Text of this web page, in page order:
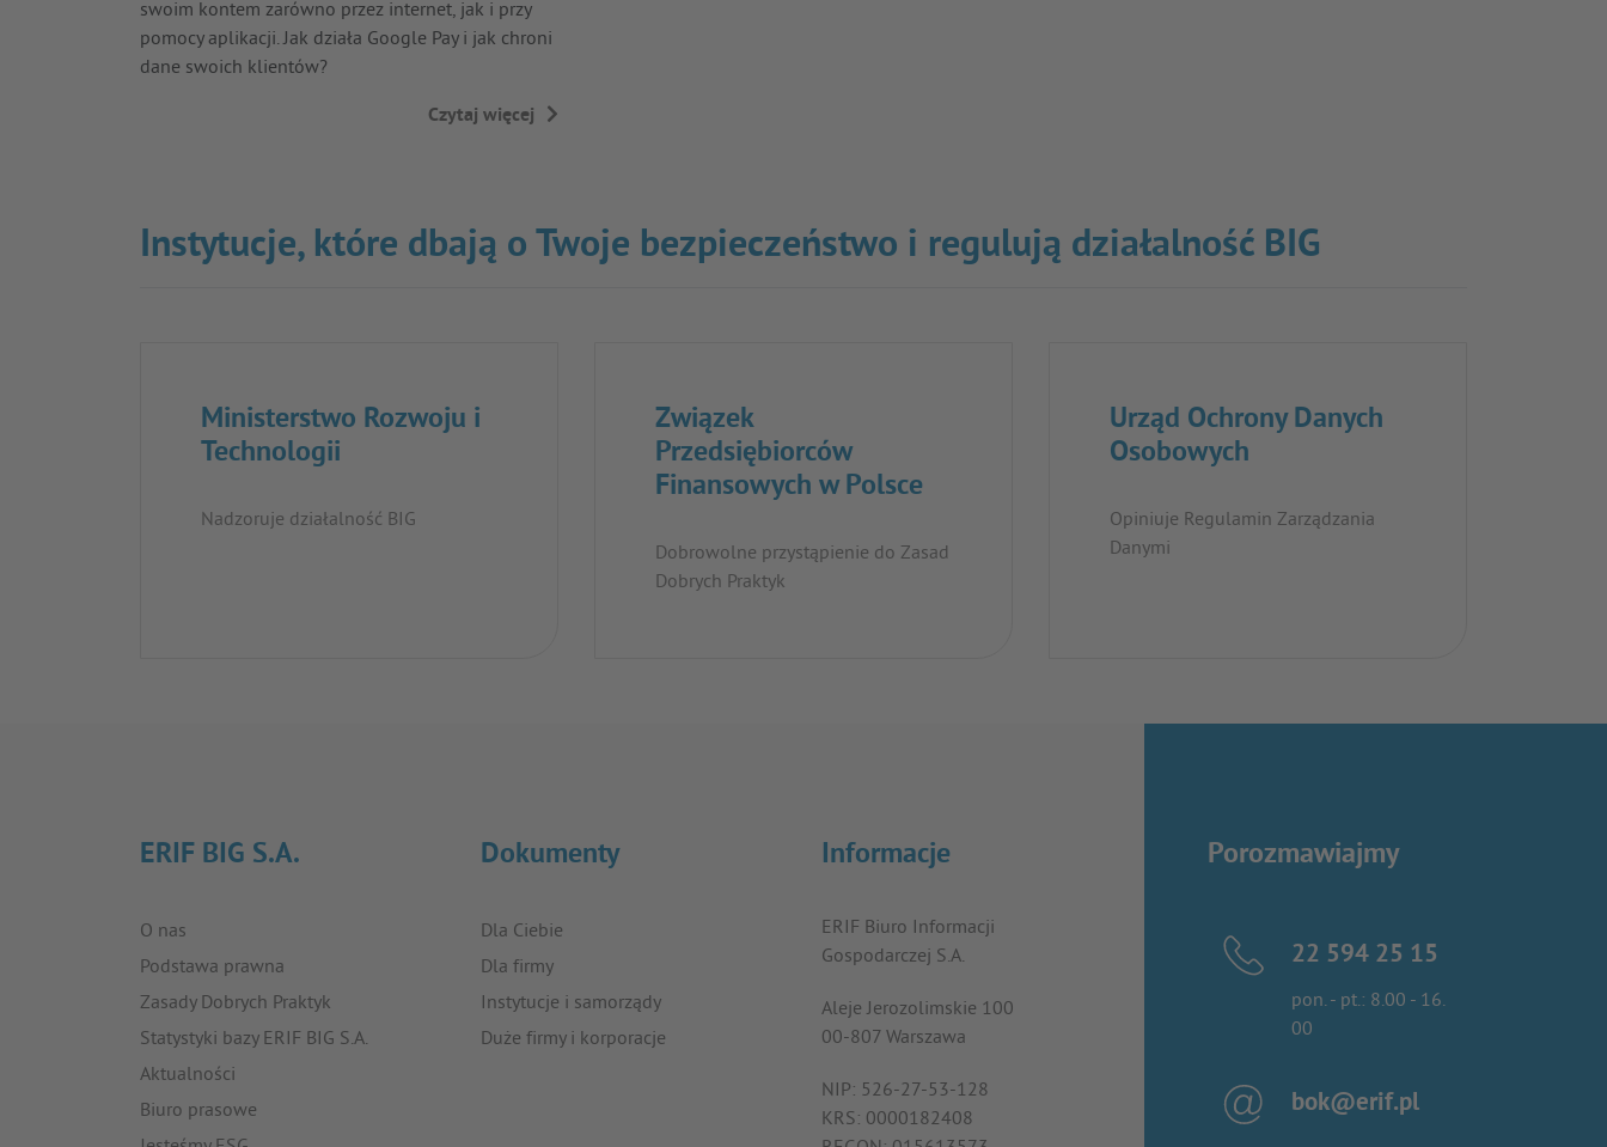
swoim kontem zarówno przez internet, jak i przy
pomocy aplikacji. Jak działa Google Pay i jak chroni
dane swoich klientów?
Czytaj więcej
Instytucje, które dbają o Twoje bezpieczeństwo i regulują działalność BIG
Ministerstwo Rozwoju i
Technologii
Nadzoruje działalność BIG
Związek
Przedsiębiorców
Finansowych w Polsce
Dobrowolne przystąpienie do Zasad
Dobrych Praktyk
Urząd Ochrony Danych
Osobowych
Opiniuje Regulamin Zarządzania
Danymi
ERIF BIG S.A.
O nas
Podstawa prawna
Zasady Dobrych Praktyk
Statystyki bazy ERIF BIG S.A.
Aktualności
Biuro prasowe
Dokumenty
Dla Ciebie
Dla firmy
Instytucje i samorządy
Duże firmy i korporacje
Informacje
ERIF Biuro Informacji
Gospodarczej S.A.
Aleje Jerozolimskie 100
00-807 Warszawa
NIP: 526-27-53-128
KRS: 0000182408
Porozmawiajmy
22 594 25 15
pon. - pt.: 8.00 - 16.
00
bok@erif.pl